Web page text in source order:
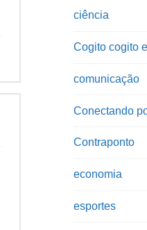
ciência
Cogito cogito
comunicação
Conectando
Contraponto
economia
esportes